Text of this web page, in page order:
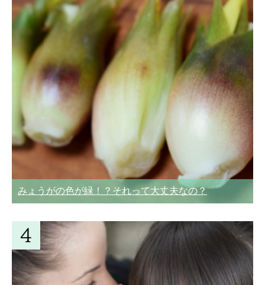
みょうがの色が緑！？それって大丈夫なの？